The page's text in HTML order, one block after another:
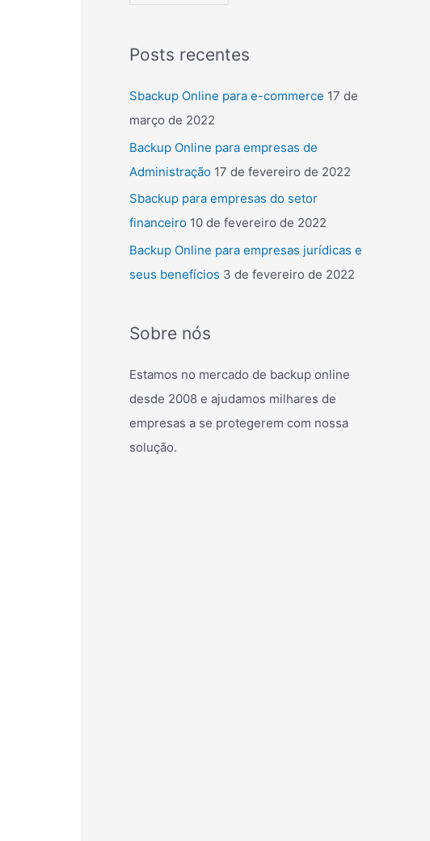
Posts recentes
Sbackup Online para e-commerce 17 de
março de 2022
Backup Online para empresas de
Administração 17 de fevereiro de 2022
Sbackup para empresas do setor
financeiro 10 de fevereiro de 2022
Backup Online para empresas jurídicas e
seus benefícios 3 de fevereiro de 2022
Sobre nós
Estamos no mercado de backup online
desde 2008 e ajudamos milhares de
empresas a se protegerem com nossa
solução.